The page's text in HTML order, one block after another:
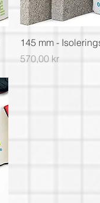
145 mm -
Pris
570,00 kr